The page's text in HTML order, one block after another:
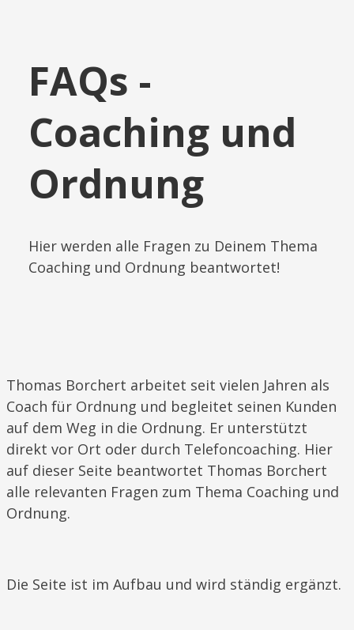
​FAQs -
Coaching und
Ordnung
​Hier werden alle Fragen zu Deinem Thema
Coaching und Ordnung beantwortet!
​Thomas Borchert arbeitet seit vielen Jahren als
Coach für Ordnung und begleitet seinen Kunden
auf dem Weg in die Ordnung. Er unterstützt
direkt vor Ort oder durch Telefoncoaching. Hier
auf dieser Seite beantwortet Thomas Borchert
alle relevanten Fragen zum Thema Coaching und
Ordnung.
Die Seite ist im Aufbau und wird ständig ergänzt.